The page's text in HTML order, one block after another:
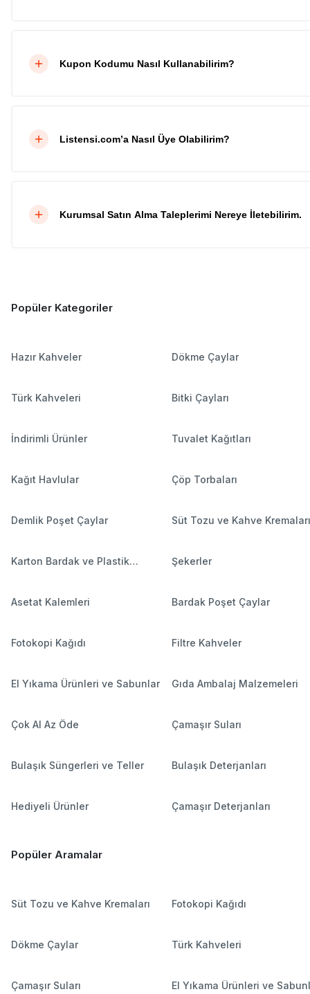
Kupon Kodumu Nasıl Kullanabilirim?
Listensi.com’a Nasıl Üye Olabilirim?
Kurumsal Satın Alma Taleplerimi Nereye İletebilirim.
Popüler Kategoriler
Hazır Kahveler Dökme Çaylar
Türk Kahveleri Bitki Çayları
İndirimli Ürünler Tuvalet Kağıtları
Kağıt Havlular Çöp Torbaları
Demlik Poşet Çaylar Süt Tozu ve Kahve Kremaları
Karton Bardak ve Plastik
Şekerler
Asetat Kalemleri Bardak Poşet Çaylar
Fotokopi Kağıdı Filtre Kahveler
El Yıkama Ürünleri ve Sabunlar Gıda Ambalaj Malzemeleri
Çok Al Az Öde Çamaşır Suları
Bulaşık Süngerleri ve Teller Bulaşık Deterjanları
Hediyeli Ürünler Çamaşır Deterjanları
Popüler Aramalar
Süt Tozu ve Kahve Kremaları Fotokopi Kağıdı
Dökme Çaylar Türk Kahveleri
Çamaşır Suları El Yıkama Ürünleri ve